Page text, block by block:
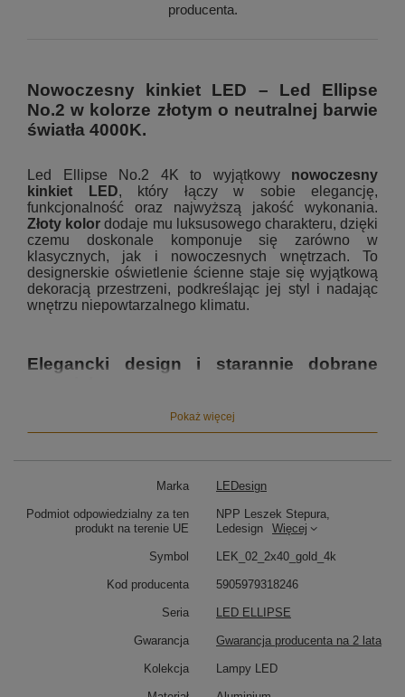
producenta.
Nowoczesny kinkiet LED – Led Ellipse
No.2 w kolorze złotym o neutralnej barwie
światła 4000K.
Led Ellipse No.2 4K to wyjątkowy nowoczesny
kinkiet LED, który łączy w sobie elegancję,
funkcjonalność oraz najwyższą jakość wykonania.
Złoty kolor dodaje mu luksusowego charakteru, dzięki
czemu doskonale komponuje się zarówno w
klasycznych, jak i nowoczesnych wnętrzach. To
designerskie oświetlenie ścienne staje się wyjątkową
dekoracją przestrzeni, podkreślając jej styl i nadając
wnętrzu niepowtarzalnego klimatu.
Elegancki design i starannie dobrane
Kinkiet Led Ellipse No.2 wyróżnia się
minimalistycznym, a zarazem efektownym designem.
geometrycznych elipsach o wysokości 40 cm, które
tworzą dynamiczną i przestrzenną kompozycję.
Charakterystyczny układ opraw sprawia, że kinkiet
prezentuje się wyjątkowo zarówno po włączeniu, jak i
w ciągu dnia.
Korpus kinkietu został wykonany z wysokiej jakości
nie tylko nadaje mu eleganckiego wyglądu, ale
również gwarantuje trwałość i odporność na
mikrostrukturą delikatnie rozprasza światło, eliminując
Pokaż więcej
Marka LEDesign
Podmiot odpowiedzialny za ten
produkt na terenie UE
NPP Leszek Stepura,
Ledesign
Więcej
Symbol LEK_02_2x40_gold_4k
Kod producenta 5905979318246
Seria LED ELLIPSE
Gwarancja Gwarancja producenta na 2 lata
Kolekcja Lampy LED